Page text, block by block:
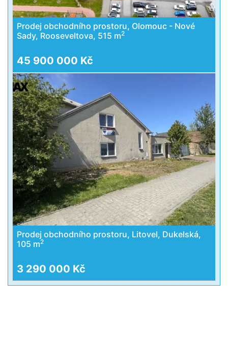
Prodej obchodního prostoru, Olomouc - Nové
Sady, Rooseveltova, 515 m2
45 900 000 Kč
Prodej obchodního prostoru, Litovel, Dukelská,
105 m2
3 290 000 Kč